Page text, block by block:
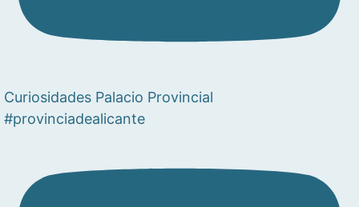
Curiosidades Palacio Provincial
#provinciadealicante